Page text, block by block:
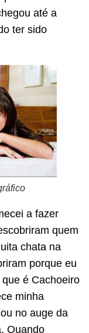
até a
ter sido
a fazer
quem
chata na
porque eu
é Cachoeiro
minha
no auge da
Quando